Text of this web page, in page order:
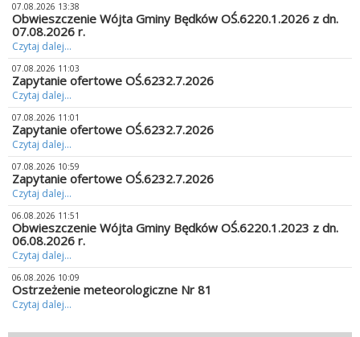
07.08.2026 13:38
Obwieszczenie Wójta Gminy Będków OŚ.6220.1.2026 z dn.
07.08.2026 r.
Czytaj dalej...
07.08.2026 11:03
Zapytanie ofertowe OŚ.6232.7.2026
Czytaj dalej...
07.08.2026 11:01
Zapytanie ofertowe OŚ.6232.7.2026
Czytaj dalej...
07.08.2026 10:59
Zapytanie ofertowe OŚ.6232.7.2026
Czytaj dalej...
06.08.2026 11:51
Obwieszczenie Wójta Gminy Będków OŚ.6220.1.2023 z dn.
06.08.2026 r.
Czytaj dalej...
06.08.2026 10:09
Ostrzeżenie meteorologiczne Nr 81
Czytaj dalej...